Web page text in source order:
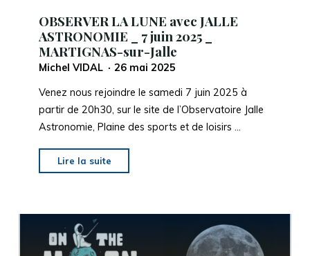
OBSERVER LA LUNE avec JALLE
ASTRONOMIE _ 7 juin 2025 _
MARTIGNAS-sur-Jalle
Michel VIDAL
26 mai 2025
Venez nous rejoindre le samedi 7 juin 2025 à
partir de 20h30, sur le site de l’Observatoire Jalle
Astronomie, Plaine des sports et de loisirs …
Lire la suite
LA
avec
ASTRONOMIE